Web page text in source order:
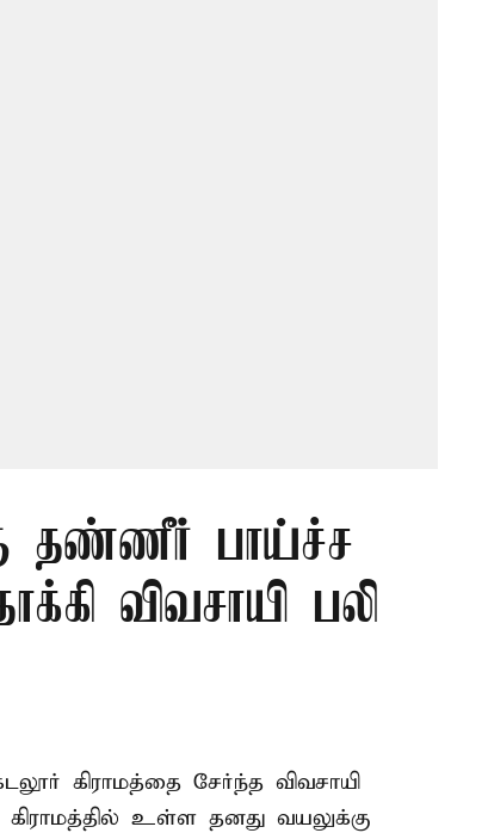
தண்ணீர் பாய்ச்ச
விவசாயி பலி
கிராமத்தை சேர்ந்த விவசாயி
உள்ள தனது வயலுக்கு